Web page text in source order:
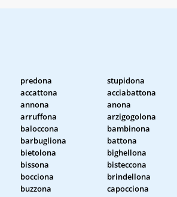
predona
stupidona
accattona
acciabattona
annona
anona
arruffona
arzigogolona
baloccona
bambinona
barbugliona
battona
bietolona
bighellona
bissona
bisteccona
bocciona
brindellona
buzzona
capocciona